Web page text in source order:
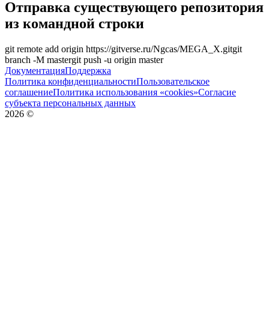
Отправка существующего репозитория
из командной строки
git remote add origin https://gitverse.ru/Ngcas/MEGA_X.gitgit
branch -M mastergit push -u origin master
ДокументацияПоддержка
Политика конфиденциальностиПользовательское
соглашениеПолитика использования «cookies»Согласие
субъекта персональных данных
2026 ©